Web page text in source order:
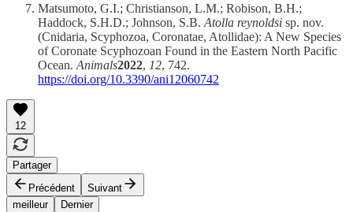
Matsumoto, G.I.; Christianson, L.M.; Robison, B.H.;
Haddock, S.H.D.; Johnson, S.B. Atolla reynoldsi sp. nov.
(Cnidaria, Scyphozoa, Coronatae, Atollidae): A New Species
of Coronate Scyphozoan Found in the Eastern North Pacific
Ocean. Animals2022, 12, 742.
https://doi.org/10.3390/ani12060742
12
Partager
Précédent
Suivant
meilleur
Dernier